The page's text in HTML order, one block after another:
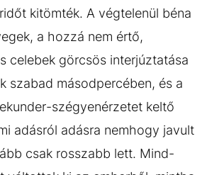
kitömték. A végtelenül béna
a hozzá nem értő,
celebek görcsös interjúztatása
szabad másodpercében, és a
szégyenérzetet keltő
adásról adásra nemhogy javult
csak rosszabb lett. Mind-